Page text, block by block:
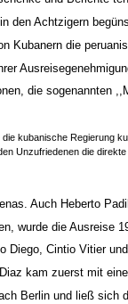
den Achtzigern
Kubanern die
die sogenannten
kubanische Regierung
Unzufriedenen die direkte
Auch Heberto
wurde die Ausreise
Diego, Cintio Vitier
kam zuerst mit
Berlin und ließ sich